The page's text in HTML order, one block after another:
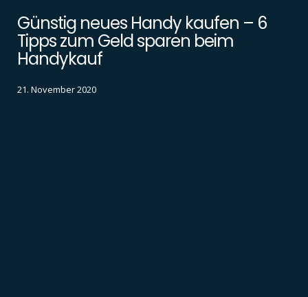
Günstig neues Handy kaufen – 6
Tipps zum Geld sparen beim
Handykauf
21. November 2020